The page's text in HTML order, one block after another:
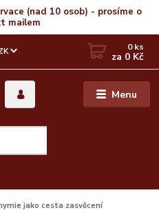
(nad 10 osob) - prosíme o
mailem
Menu
0ks
za 0 Kč
jako cesta zasvěcení